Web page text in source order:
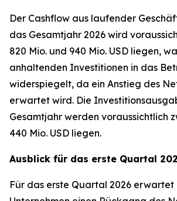
Der Cashflow aus laufender
das Gesamtjahr 2026 wird
820 Mio. und 940 Mio. USD liegen,
anhaltenden Investitionen in das
widerspiegelt, da ein Anstieg des
erwartet wird. Die
Gesamtjahr werden voraussichtlich
440 Mio. USD liegen.
Ausblick für das erste Quartal
Für das erste Quartal 2026 erwartet